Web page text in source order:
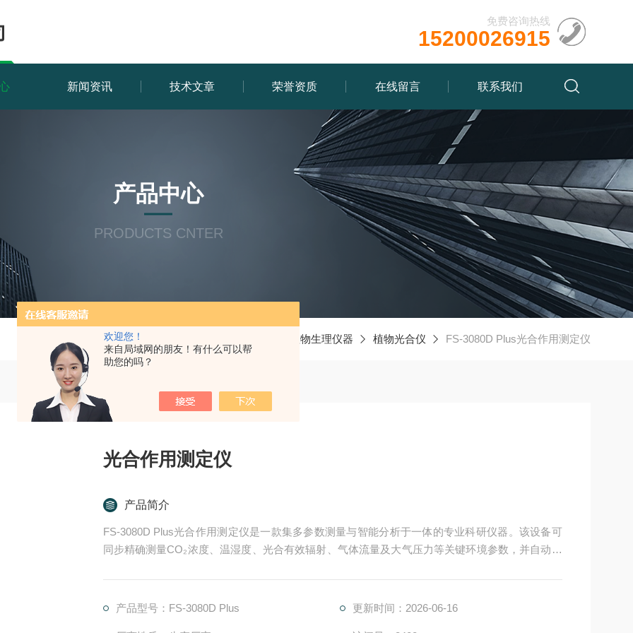
欢迎您！
来自局域网的朋友！有什么可以帮
助您的吗？
免费咨询热线
15200026915
新闻资讯 技术文章 荣誉资质 在线留言 联系我们
产品中心
PRODUCTS CNTER
当前位置： 植物生理仪器 植物光合仪 FS-3080D Plus光合作用测定仪
光合作用测定仪
产品简介
FS-3080D Plus光合作用测定仪是一款集多参数测量与智能分析于一体的专业科研仪器。该设备可
同步精确测量CO₂浓度、温湿度、光合有效辐射、气体流量及大气压力等关键环境参数，并自动计
产品型号：FS-3080D Plus 更新时间：2026-06-16